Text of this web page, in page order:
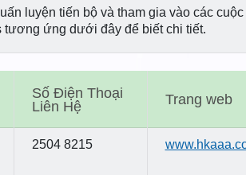
luyện tiến bộ và tham gia vào các
tương ứng dưới đây để biết chi tiết.
Số Điện Thoại
Liên Hệ
Trang web
2504 8215